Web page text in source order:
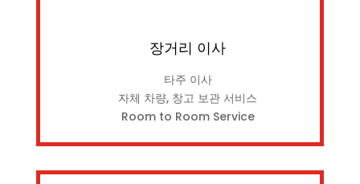
장거리 이사
타주 이사
자체 차량, 창고 보관 서비스
Room to Room Service